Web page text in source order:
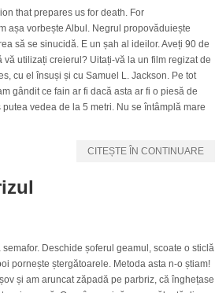
that prepares us for death. For
așa vorbește Albul. Negrul propovăduiește
să se sinucidă. E un șah al ideilor. Aveți 90 de
vă utilizați creierul? Uitați-vă la un film regizat de
cu el însuși și cu Samuel L. Jackson. Pe tot
gândit ce fain ar fi dacă asta ar fi o piesă de
putea vedea de la 5 metri. Nu se întâmplă mare
CITEȘTE ÎN CONTINUARE
Deschide șoferul geamul, scoate o sticlă
pornește ștergătoarele. Metoda asta n-o știam!
și am aruncat zăpadă pe parbriz, că înghețase